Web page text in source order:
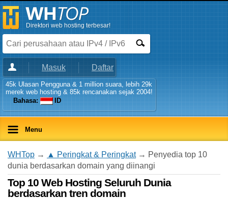
Direktori web hosting terbesar!
Masuk Daftar
45k Ulasan Pengguna & 1 million suara, lebih 29k
merek web hosting & 85k rencanakan sejak 2004!
Bahasa:
ID
Menu
WHTop → ▲ Peringkat & Peringkat→ Penyedia top 10
dunia berdasarkan domain yang diinangi
Top 10 Web Hosting Seluruh Dunia
berdasarkan tren domain